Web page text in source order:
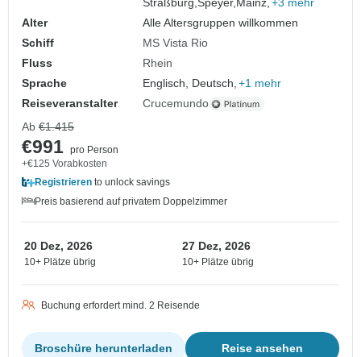
Alter
Alle Altersgruppen willkommen
Schiff
MS Vista Rio
Fluss
Rhein
Sprache
Englisch, Deutsch, +1 mehr
Reiseveranstalter
Crucemundo
Ab €1.415
€991 pro Person
+€125 Vorabkosten
Registrieren to unlock savings
Preis basierend auf privatem Doppelzimmer
20 Dez, 2026
10+ Plätze übrig
27 Dez, 2026
10+ Plätze übrig
Buchung erfordert mind. 2 Reisende
Reise ansehen
Broschüre herunterladen